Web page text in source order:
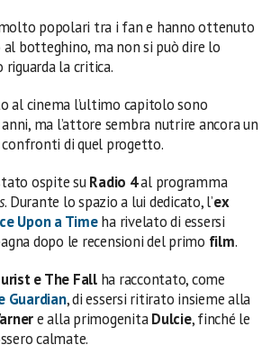
popolari tra i fan e hanno ottenuto
al botteghino, ma non si può dire lo
riguarda la critica.
al cinema l’ultimo capitolo sono
ma l’attore sembra nutrire ancora un
di quel progetto.
ospite suRadio 4al programma
. Durante lo spazio a lui dedicato, l’ex
Upon a Timeha rivelato di essersi
dopo le recensioni del primo film.
e The Fallha raccontato, come
Guardian, di essersi ritirato insieme alla
e alla primogenitaDulcie, finché le
calmate.